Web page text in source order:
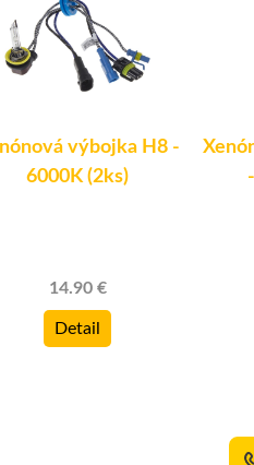
výbojka H8 -
6000K (2ks)
14.90 €
Detail